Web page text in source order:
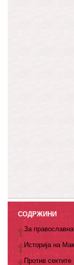
СОДРЖИНИ
За
Историја на
Против сектите